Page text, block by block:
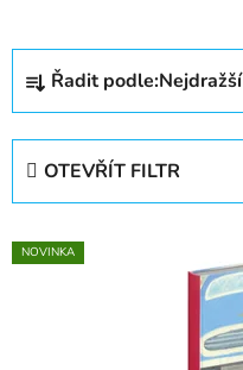
Ř
z
p
Řadit podle:Nejdražší
OTEVŘÍT FILTR
V
ý
NOVINKA